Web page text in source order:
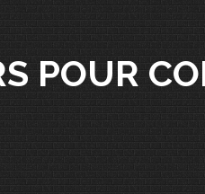
POUR